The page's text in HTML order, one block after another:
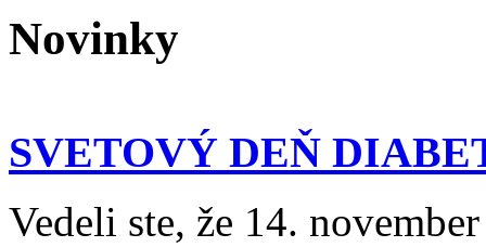
Novinky
SVETOVÝ DEŇ
Vedeli ste, že 14.